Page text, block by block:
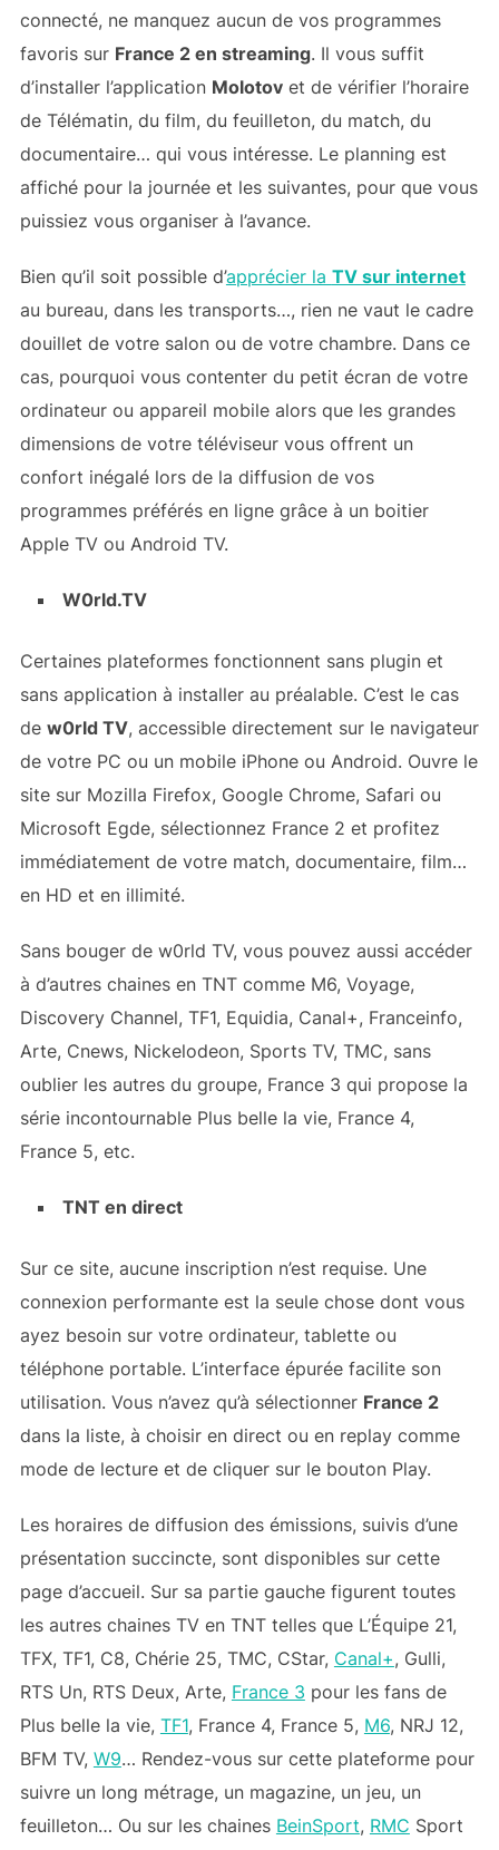
connecté, ne manquez aucun de vos programmes
favoris sur France 2 en streaming. Il vous suffit
d’installer l’application Molotovet de vérifier l’horaire
de Télématin, du film, du feuilleton, du match, du
documentaire… qui vous intéresse. Le planning est
affiché pour la journée et les suivantes, pour que vous
puissiez vous organiser à l’avance.
Bien qu’il soit possible d’apprécier la TV sur internet
au bureau, dans les transports…, rien ne vaut le cadre
douillet de votre salon ou de votre chambre. Dans ce
cas, pourquoi vous contenter du petit écran de votre
ordinateur ou appareil mobile alors que les grandes
dimensions de votre téléviseur vous offrent un
confort inégalé lors de la diffusion de vos
programmes préférés en ligne grâce à un boitier
Apple TV ou Android TV.
W0rld.TV
Certaines plateformes fonctionnent sans plugin et
sans application à installer au préalable. C’est le cas
de w0rld TV, accessible directement sur le navigateur
de votre PC ou un mobile iPhone ou Android. Ouvre le
site sur Mozilla Firefox, Google Chrome, Safari ou
Microsoft Egde, sélectionnez France 2 et profitez
immédiatement de votre match, documentaire, film…
en HD et en illimité.
Sans bouger de w0rld TV, vous pouvez aussi accéder
à d’autres chaines en TNT comme M6, Voyage,
Discovery Channel, TF1, Equidia, Canal+, Franceinfo,
Arte, Cnews, Nickelodeon, Sports TV, TMC, sans
oublier les autres du groupe, France 3 qui propose la
série incontournable Plus belle la vie, France 4,
France 5, etc.
TNT en direct
Sur ce site, aucune inscription n’est requise. Une
connexion performante est la seule chose dont vous
ayez besoin sur votre ordinateur, tablette ou
téléphone portable. L’interface épurée facilite son
utilisation. Vous n’avez qu’à sélectionner France 2
dans la liste, à choisir en direct ou en replay comme
mode de lecture et de cliquer sur le bouton Play.
Les horaires de diffusion des émissions, suivis d’une
présentation succincte, sont disponibles sur cette
page d’accueil. Sur sa partie gauche figurent toutes
les autres chaines TV en TNT telles que L’Équipe 21,
TFX, TF1, C8, Chérie 25, TMC, CStar, Canal+, Gulli,
RTS Un, RTS Deux, Arte, France 3 pour les fans de
Plus belle la vie, TF1, France 4, France 5, M6, NRJ 12,
BFM TV, W9… Rendez-vous sur cette plateforme pour
suivre un long métrage, un magazine, un jeu, un
feuilleton… Ou sur les chaines BeinSport, RMC Sport